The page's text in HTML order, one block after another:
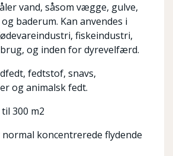
vand, såsom vægge, gulve,
baderum. Kan anvendes i
fiskeindustri,
og inden for dyrevelfærd.
fedtstof, snavs,
og animalsk fedt.
300 m2
koncentrerede flydende